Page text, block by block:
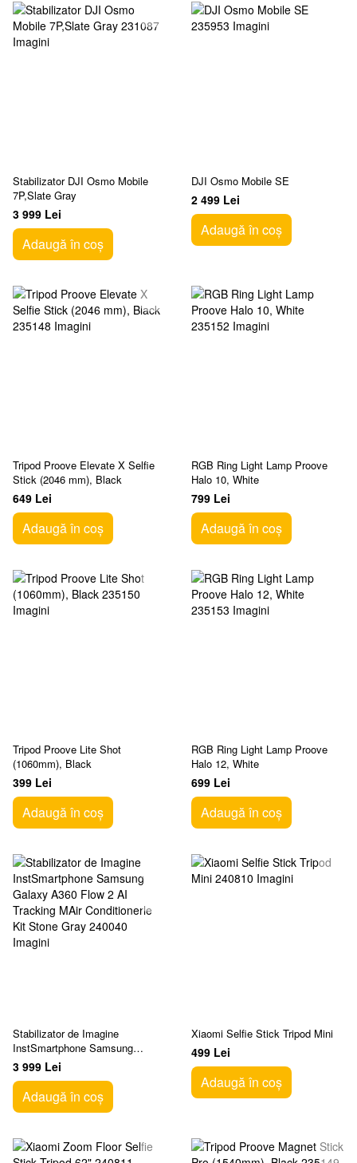
Stabilizator DJI Osmo Mobile
7P,Slate Gray
3 999 Lei
Adaugă în coș
DJI Osmo Mobile SE
2 499 Lei
Adaugă în coș
Tripod Proove Elevate X Selfie
Stick (2046 mm), Black
649 Lei
Adaugă în coș
RGB Ring Light Lamp Proove
Halo 10, White
799 Lei
Adaugă în coș
Tripod Proove Lite Shot
(1060mm), Black
399 Lei
Adaugă în coș
RGB Ring Light Lamp Proove
Halo 12, White
699 Lei
Adaugă în coș
Stabilizator de Imagine
InstSmartphone Samsung
Galaxy A360 Flow 2 AI Tracking
MAir Conditionerle Kit Stone
Gray
3 999 Lei
Adaugă în coș
Xiaomi Selfie Stick Tripod Mini
499 Lei
Adaugă în coș